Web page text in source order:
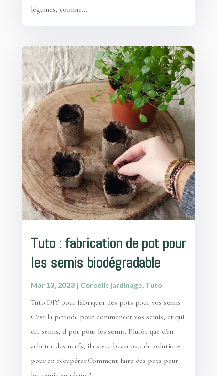
légumes, comme...
Tuto : fabrication de pot pour
les semis biodégradable
Mar 13, 2023 | Conseils jardinage, Tuto
Tuto DIY pour fabriquer des pots pour vos semis
C'est la période pour commencer vos semis, et qui
dit semis, d pot pour les semis. Plutôt que d'en
acheter des neufs, il existe beaucoup de solutions
pour en récupérer.Comment faire des pots pour